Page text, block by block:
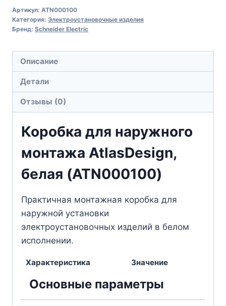
Артикул: ATN000100
Категория: Электроустановочные изделия
Бренд: Schneider Electric
Описание
Детали
Отзывы (0)
Коробка для наружного
монтажа AtlasDesign,
белая (ATN000100)
Практичная монтажная коробка для
наружной установки
электроустановочных изделий в белом
исполнении.
Характеристика Значение
Основные параметры